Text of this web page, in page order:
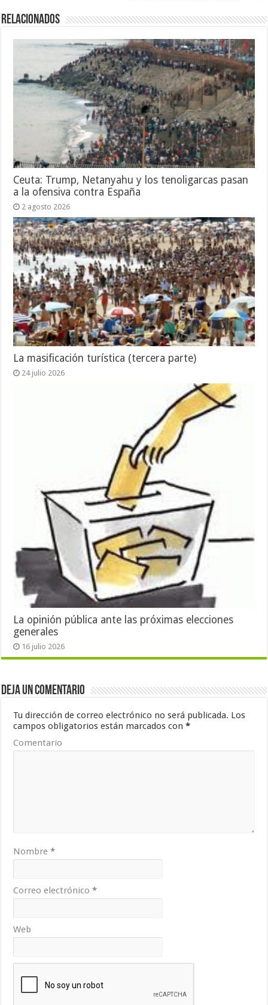
Relacionados
Ceuta: Trump, Netanyahu y los tenoligarcas pasan
a la ofensiva contra España
2 agosto 2026
La masificación turística (tercera parte)
24 julio 2026
La opinión pública ante las próximas elecciones
generales
16 julio 2026
Deja un comentario
Tu dirección de correo electrónico no será publicada. Los
campos obligatorios están marcados con*
Comentario
Nombre*
Correo electrónico*
Web